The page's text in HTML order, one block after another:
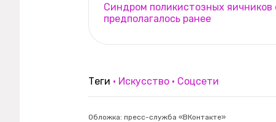
Синдром поликистозных яичников
предполагалось ранее
Теги Искусство Соцсети
Обложка: пресс-служба «ВКонтакте»